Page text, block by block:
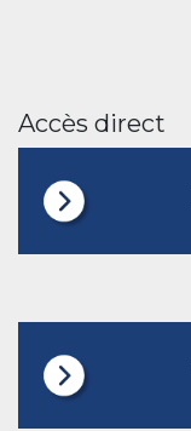
Accès direct